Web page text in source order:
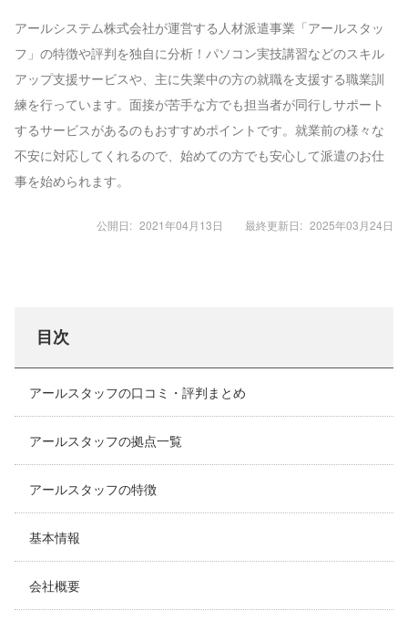
アールシステム株式会社が運営する人材派遣事業「アールスタッ
フ」の特徴や評判を独自に分析！パソコン実技講習などのスキル
アップ支援サービスや、主に失業中の方の就職を支援する職業訓
練を行っています。面接が苦手な方でも担当者が同行しサポート
するサービスがあるのもおすすめポイントです。就業前の様々な
不安に対応してくれるので、始めての方でも安心して派遣のお仕
事を始められます。
公開日: 2021年04月13日 最終更新日: 2025年03月24日
目次
アールスタッフの口コミ・評判まとめ
アールスタッフの拠点一覧
アールスタッフの特徴
基本情報
会社概要